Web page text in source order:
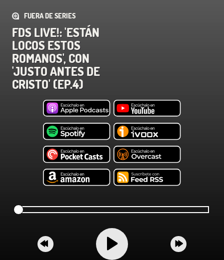
FUERA DE SERIES
FDS LIVE!: 'ESTÁN
LOCOS ESTOS
ROMANOS', CON
'JUSTO ANTES DE
CRISTO' (EP.4)